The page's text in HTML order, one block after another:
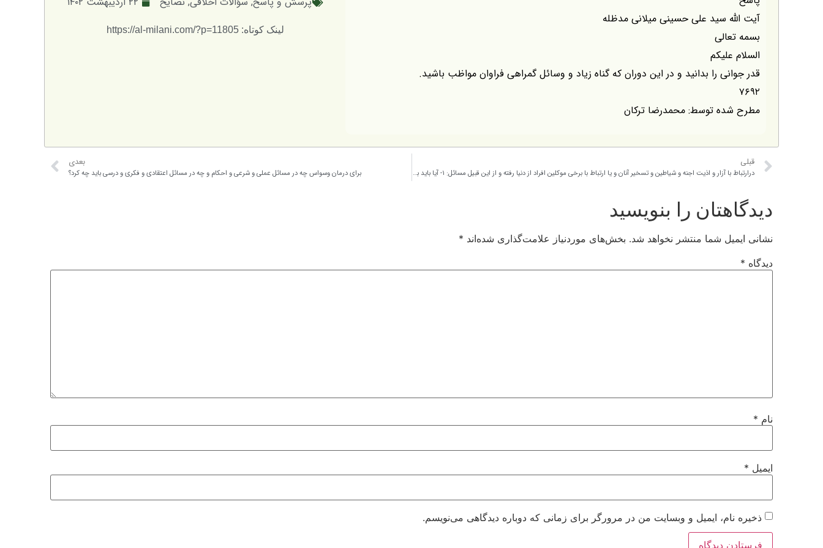
آیت الله سید علی حسینی میلانی مدظله
بسمه تعالی
السلام علیکم
قدر جوانی را بدانید و در این دوران که گناه زیاد و وسائل گمراهی فراوان مواظب باشید.
۷۶۹۲
مطرح شده توسط: محمدرضا ترکان
لینک کوتاه: https://al-milani.com/?p=11805
قبلی
درارتباط با آزار و اذیت اجنه و شیاطین و تسخیر آنان و یا ارتباط با برخی موکلین افراد از دنیا رفته و از این قبیل مسائل: ۱- آیا باید به اینگونه مسائل معتقد بود؟ ۲- نظر مبارک حضرتعالی درباره کسانی که گرفتار اینگونه مسائل هستند،چیست و چه نصیحتی دارید؟ ۳- اگر کتاب مفیدی در این زمینه مد نظر مبارک هست راهنمائی بفرمائید.
بعدی
برای درمان وسواس چه در مسائل عملی و شرعی و احکام و چه در مسائل اعتقادی و فکری و درسی باید چه کرد؟
دیدگاهتان را بنویسید
نشانی ایمیل شما منتشر نخواهد شد. بخش‌های موردنیاز علامت‌گذاری شده‌اند *
دیدگاه *
نام *
ایمیل *
ذخیره نام، ایمیل و وبسایت من در مرورگر برای زمانی که دوباره دیدگاهی می‌نویسم.